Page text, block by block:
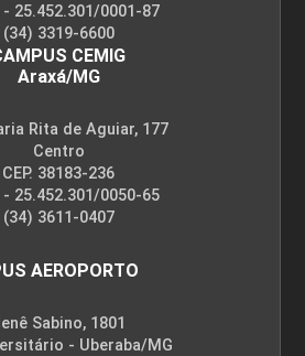
- 25.452.301/0001-87
(34) 3319-6600
CEMIG
Araxá/MG
Rita de Aguiar, 177
Centro
CEP. 38183-236
- 25.452.301/0050-65
(34) 3611-0407
AEROPORTO
Sabino, 1801
- Uberaba/MG